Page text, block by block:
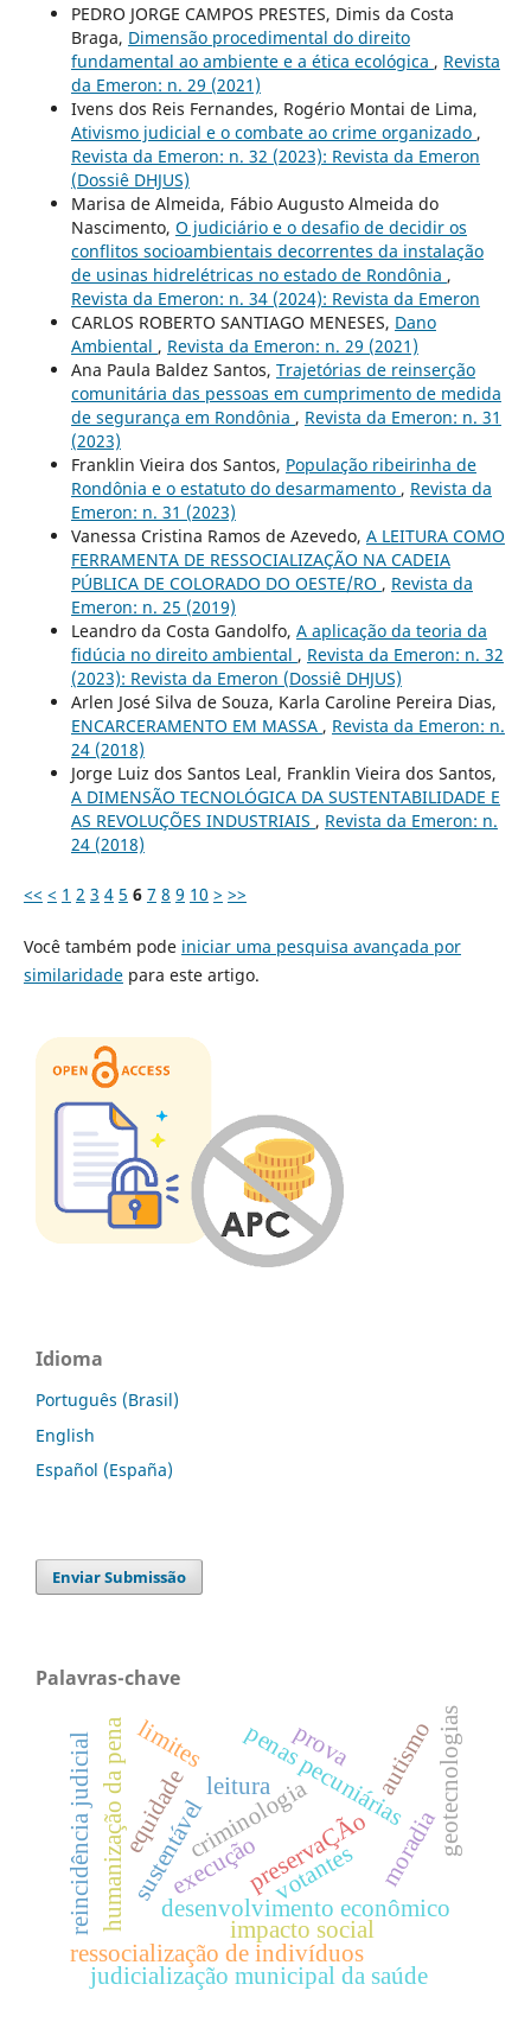
PEDRO JORGE CAMPOS PRESTES, Dimis da Costa
Braga, Dimensão procedimental do direito
fundamental ao ambiente e a ética ecológica , Revista
da Emeron: n. 29 (2021)
Ivens dos Reis Fernandes, Rogério Montai de Lima,
Ativismo judicial e o combate ao crime organizado ,
Revista da Emeron: n. 32 (2023): Revista da Emeron
(Dossiê DHJUS)
Marisa de Almeida, Fábio Augusto Almeida do
Nascimento, O judiciário e o desafio de decidir os
conflitos socioambientais decorrentes da instalação
de usinas hidrelétricas no estado de Rondônia ,
Revista da Emeron: n. 34 (2024): Revista da Emeron
CARLOS ROBERTO SANTIAGO MENESES, Dano
Ambiental , Revista da Emeron: n. 29 (2021)
Ana Paula Baldez Santos, Trajetórias de reinserção
comunitária das pessoas em cumprimento de medida
de segurança em Rondônia , Revista da Emeron: n. 31
(2023)
Franklin Vieira dos Santos, População ribeirinha de
Rondônia e o estatuto do desarmamento , Revista da
Emeron: n. 31 (2023)
Vanessa Cristina Ramos de Azevedo, A LEITURA COMO
FERRAMENTA DE RESSOCIALIZAÇÃO NA CADEIA
PÚBLICA DE COLORADO DO OESTE/RO , Revista da
Emeron: n. 25 (2019)
Leandro da Costa Gandolfo, A aplicação da teoria da
fidúcia no direito ambiental , Revista da Emeron: n. 32
(2023): Revista da Emeron (Dossiê DHJUS)
Arlen José Silva de Souza, Karla Caroline Pereira Dias,
ENCARCERAMENTO EM MASSA , Revista da Emeron: n.
24 (2018)
Jorge Luiz dos Santos Leal, Franklin Vieira dos Santos,
A DIMENSÃO TECNOLÓGICA DA SUSTENTABILIDADE E
AS REVOLUÇÕES INDUSTRIAIS , Revista da Emeron: n.
24 (2018)
<< < 1 2 3 4 5 6 7 8 9 10 > >>
Você também pode iniciar uma pesquisa avançada por
similaridadepara este artigo.
Idioma
Português (Brasil)
English
Español (España)
Enviar Submissão
Palavras-chave
penas pecuniárias
preservaÇÃo
criminologia
desenvolvimento econômico
sustentável
leitura
humanização da pena
ressocialização de indivíduos
moradia
execução
impacto social
equidade
reincidência judicial limites geotecnologias
prova
judicialização municipal da saúde
autismo
votantes